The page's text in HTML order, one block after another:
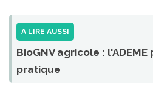
A LIRE AUSSI
BioGNV agricole :
pratique